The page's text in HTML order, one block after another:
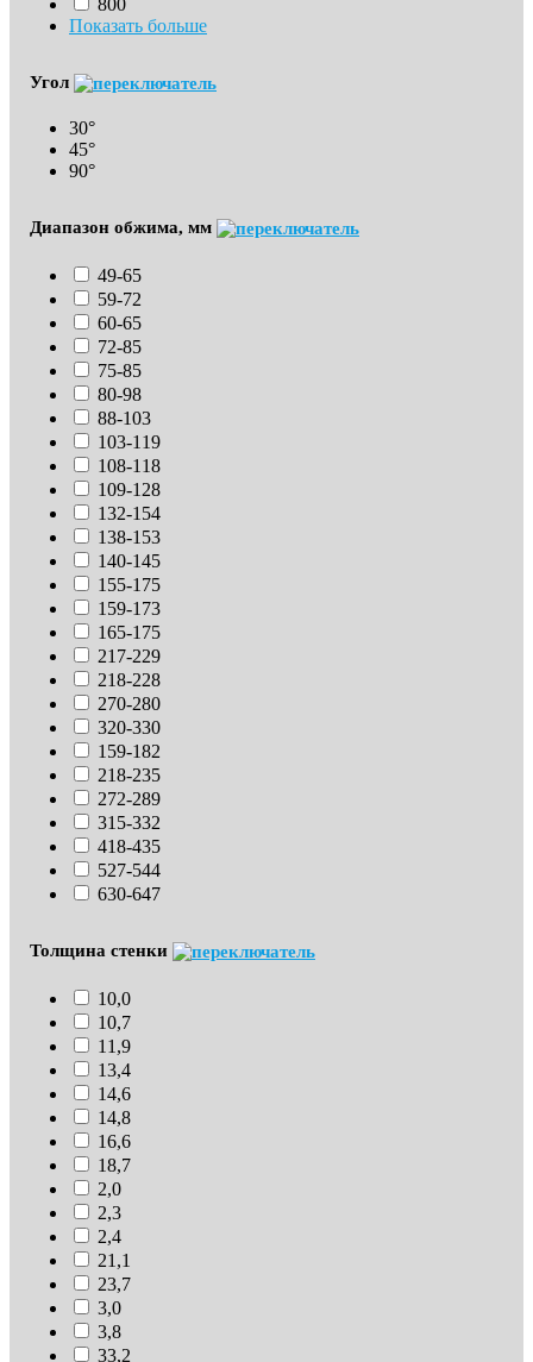
800
Показать больше
Угол
30°
45°
90°
Диапазон обжима, мм
49-65
59-72
60-65
72-85
75-85
80-98
88-103
103-119
108-118
109-128
132-154
138-153
140-145
155-175
159-173
165-175
217-229
218-228
270-280
320-330
159-182
218-235
272-289
315-332
418-435
527-544
630-647
Толщина стенки
10,0
10,7
11,9
13,4
14,6
14,8
16,6
18,7
2,0
2,3
2,4
21,1
23,7
3,0
3,8
33,2